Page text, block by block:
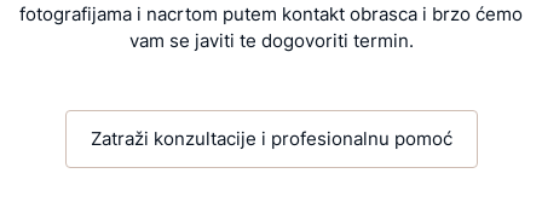
fotografijama i nacrtom putem kontakt obrasca i brzo ćemo
vam se javiti te dogovoriti termin.
Zatraži konzultacije i profesionalnu pomoć